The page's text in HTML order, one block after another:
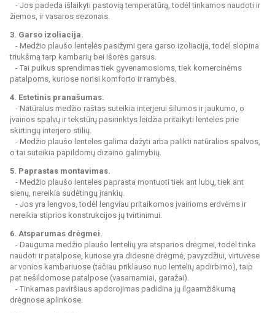
- Jos padeda išlaikyti pastovią temperatūrą, todėl tinkamos naudoti ir
žiemos, ir vasaros sezonais.
3. Garso izoliacija.
- Medžio plaušo lentelės pasižymi gera garso izoliacija, todėl slopina
triukšmą tarp kambarių bei išorės garsus.
- Tai puikus sprendimas tiek gyvenamosioms, tiek komercinėms
patalpoms, kuriose norisi komforto ir ramybės.
4. Estetinis pranašumas.
- Natūralus medžio raštas suteikia interjerui šilumos ir jaukumo, o
įvairios spalvų ir tekstūrų pasirinktys leidžia pritaikyti lenteles prie
skirtingų interjero stilių.
- Medžio plaušo lenteles galima dažyti arba palikti natūralios spalvos,
o tai suteikia papildomų dizaino galimybių.
5. Paprastas montavimas.
- Medžio plaušo lenteles paprasta montuoti tiek ant lubų, tiek ant
sienų, nereikia sudėtingų įrankių.
- Jos yra lengvos, todėl lengviau pritaikomos įvairioms erdvėms ir
nereikia stiprios konstrukcijos jų tvirtinimui.
6. Atsparumas drėgmei.
- Dauguma medžio plaušo lentelių yra atsparios drėgmei, todėl tinka
naudoti ir patalpose, kuriose yra didesnė drėgmė, pavyzdžiui, virtuvėse
ar vonios kambariuose (tačiau priklauso nuo lentelių apdirbimo), taip
pat nešildomose patalpose (vasarnamiai, garažai).
- Tinkamas paviršiaus apdorojimas padidina jų ilgaamžiškumą
drėgnose aplinkose.